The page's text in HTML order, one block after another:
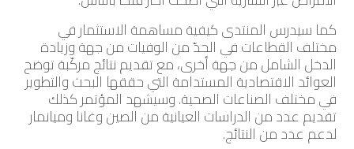
كما سيدرس المنتدى كيفية مساهمة الاستثمار في
مختلف القطاعات في الحدّ من الوفيات من جهة وزيادة
الدخل الشامل من جهة أخرى، مع تقديم نتائج مركّبة توضح
العوائد الاقتصادية المستدامة التي حققها البحث والتطوير
في مختلف الصناعات الصحية. وسيشهد المؤتمر كذلك
تقديم عدد من الدراسات العيانية من الصين وغانا وميانمار
لدعم عدد من النتائج.